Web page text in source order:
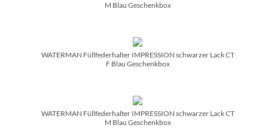
M Blau Geschenkbox
WATERMAN Füllfederhalter IMPRESSION schwarzer Lack CT
F Blau Geschenkbox
WATERMAN Füllfederhalter IMPRESSION schwarzer Lack CT
M Blau Geschenkbox